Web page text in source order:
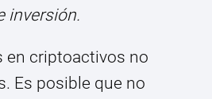
inversión.
en criptoactivos no
Es posible que no